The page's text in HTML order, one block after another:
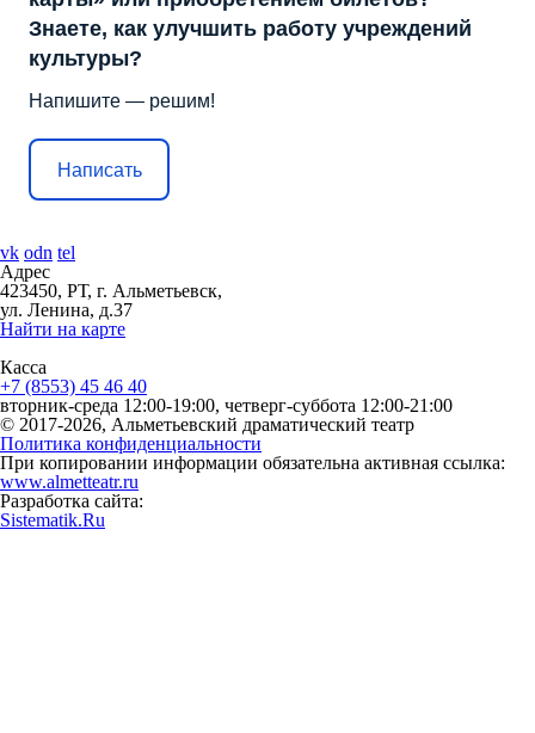
Знаете, как улучшить работу учреждений
культуры?
Напишите — решим!
Написать
vk odn tel
Адрес
423450, РТ, г. Альметьевск,
ул. Ленина, д.37
Найти на карте
Касса
+7 (8553) 45 46 40
вторник-среда 12:00-19:00, четверг-суббота 12:00-21:00
© 2017-2026, Альметьевский драматический театр
Политика конфиденциальности
При копировании информации обязательна активная ссылка:
www.almetteatr.ru
Разработка сайта:
Sistematik.Ru